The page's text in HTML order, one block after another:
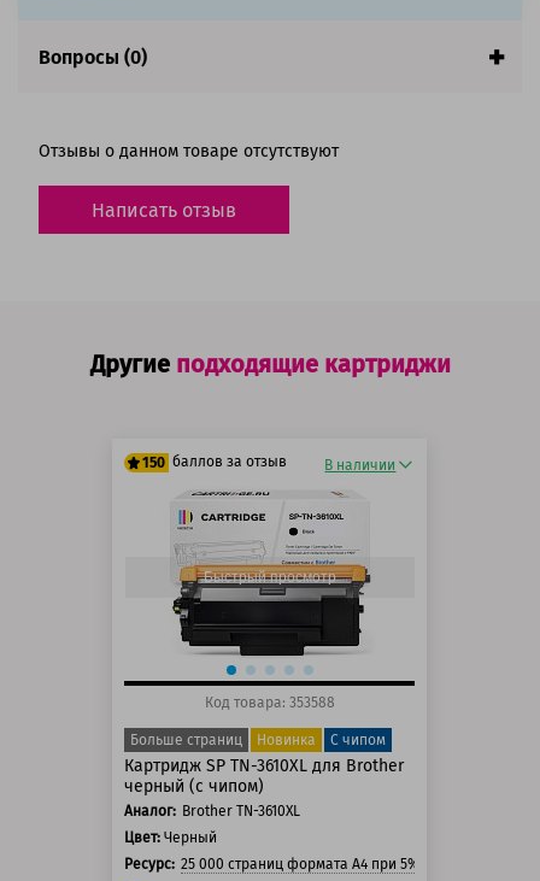
Вопросы (0)
Отзывы о данном товаре отсутствуют
Написать отзыв
Другие подходящие картриджи
150 баллов за отзыв
125 баллов
150 баллов
В наличии
Быстрый просмотр
Код товара: 353588
Больше страниц Новинка С чипом
Картридж SP TN-3610XL для Brother
черный (с чипом)
Аналог: Brother TN-3610XL
Цвет: Черный
Ресурс: 25 000 страниц формата А4 при 5% заполнении